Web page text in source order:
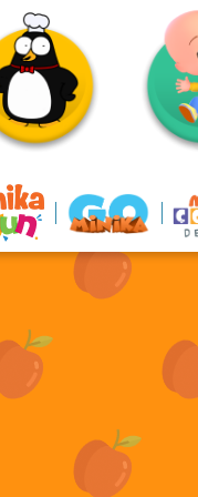
Perşembe
13 Ağustos